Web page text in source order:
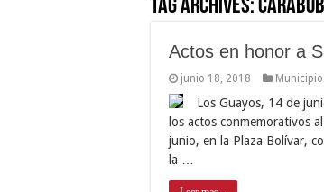
Tag Archives:
Actos en honor a
junio 18, 2018
Los Guayos, 14 de
los actos conmemorativos
junio, en la Plaza Bolívar,
la …